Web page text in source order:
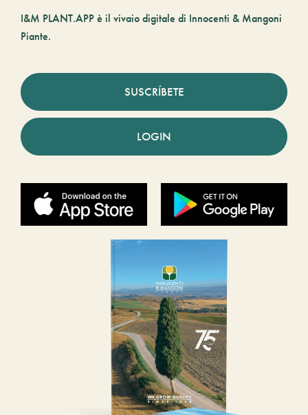
I&M PLANT.APP è il vivaio digitale di Innocenti & Mangoni
Piante.
SUSCRÍBETE
LOGIN